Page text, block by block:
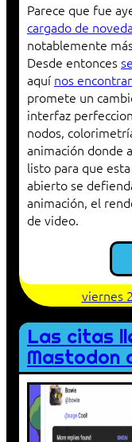
Parece que fue
cargado de
notablemente
Desde entonces
aquí nos
promete un
interfaz
nodos,
animación donde
listo para que
abierto se
animación, el
de video.
viernes
Las citas
Mastodon